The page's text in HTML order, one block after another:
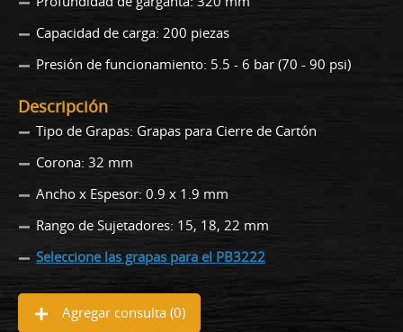
Capacidad de carga: 200 piezas
Presión de funcionamiento: 5.5 - 6 bar (70 - 90 psi)
Descripción
Tipo de Grapas: Grapas para Cierre de Cartón
Corona: 32 mm
Ancho x Espesor: 0.9 x 1.9 mm
Rango de Sujetadores: 15, 18, 22 mm
Seleccione las grapas para el PB3222
Agregar consulta (0)